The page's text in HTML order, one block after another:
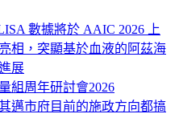
數據將於 AAIC 2026 上
相，突顯基於血液的阿茲海
展
組周年研討會2026
邁市府目前的施政方向都搞